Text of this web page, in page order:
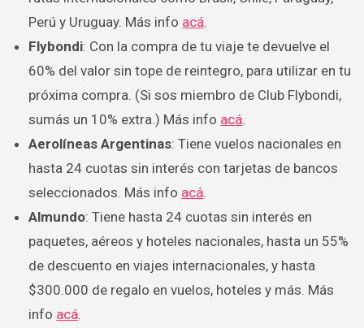
Perú y Uruguay. Más info acá.
Flybondi: Con la compra de tu viaje te devuelve el
60% del valor sin tope de reintegro, para utilizar en tu
próxima compra. (Si sos miembro de Club Flybondi,
sumás un 10% extra.) Más info acá.
Aerolíneas Argentinas: Tiene vuelos nacionales en
hasta 24 cuotas sin interés con tarjetas de bancos
seleccionados. Más info acá.
Almundo: Tiene hasta 24 cuotas sin interés en
paquetes, aéreos y hoteles nacionales, hasta un 55%
de descuento en viajes internacionales, y hasta
$300.000 de regalo en vuelos, hoteles y más. Más
info acá.